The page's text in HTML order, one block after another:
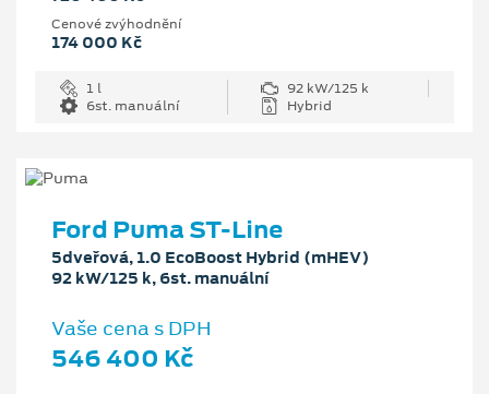
Cenové zvýhodnění
174 000 Kč
1 l
92 kW/125 k
6st. manuální
Hybrid
Ford Puma ST-Line
5dveřová, 1.0 EcoBoost Hybrid (mHEV)
92 kW/125 k, 6st. manuální
Vaše cena s DPH
546 400 Kč